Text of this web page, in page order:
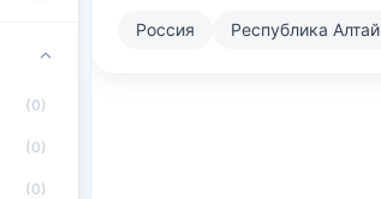
(0)
(0)
(0)
Россия Республика Алтай